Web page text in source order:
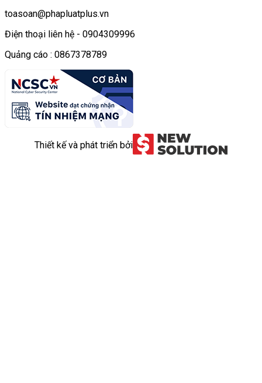
toasoan@phapluatplus.vn
Điện thoại liên hệ - 0904309996
Quảng cáo : 0867378789
Thiết kế và phát triển bởi